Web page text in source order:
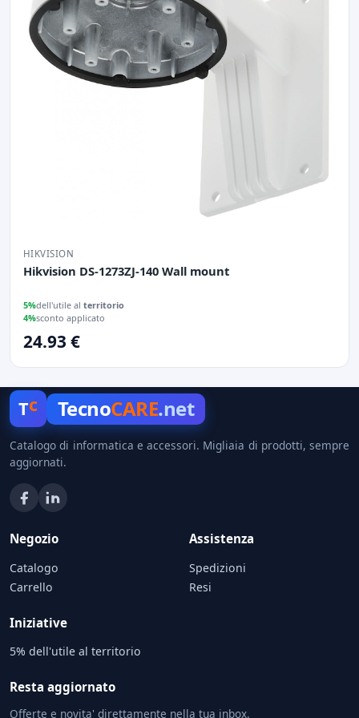
HIKVISION
Hikvision DS-1273ZJ-140 Wall mount
5%dell'utile al territorio
4%sconto applicato
24.93 €
Tc TecnoCARE.net
Catalogo di informatica e accessori. Migliaia di prodotti, sempre
aggiornati.
Negozio
Catalogo
Carrello
Assistenza
Spedizioni
Resi
Iniziative
5% dell'utile al territorio
Resta aggiornato
Offerte e novita' direttamente nella tua inbox.